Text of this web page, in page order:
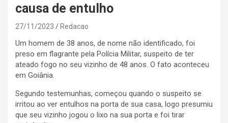
causa de entulho
27/11/2023 Redacao
Um homem de 38 anos, de nome não identificado, foi
preso em flagrante pela Polícia Militar, suspeito de ter
ateado fogo no seu vizinho de 48 anos. O fato aconteceu
em Goiânia.
Segundo testemunhas, começou quando o suspeito se
irritou ao ver entulhos na porta de sua casa, logo presumiu
que seu vizinho jogou o lixo na sua porta e foi tirar